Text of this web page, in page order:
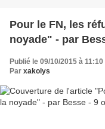
Pour le FN, les
noyade" - par
Publié le 09/10/2015 à 11:10
Par xakolys